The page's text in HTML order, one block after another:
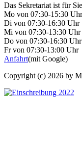
Das Sekretariat ist für
Mo von 07:30-15:30 Uhr
Di von 07:30-16:30 Uhr
Mi von 07:30-13:30 Uhr
Do von 07:30-16:30 Uhr
Fr von 07:30-13:00 Uhr
Anfahrt(mit Google)
Copyright (c) 2026 by